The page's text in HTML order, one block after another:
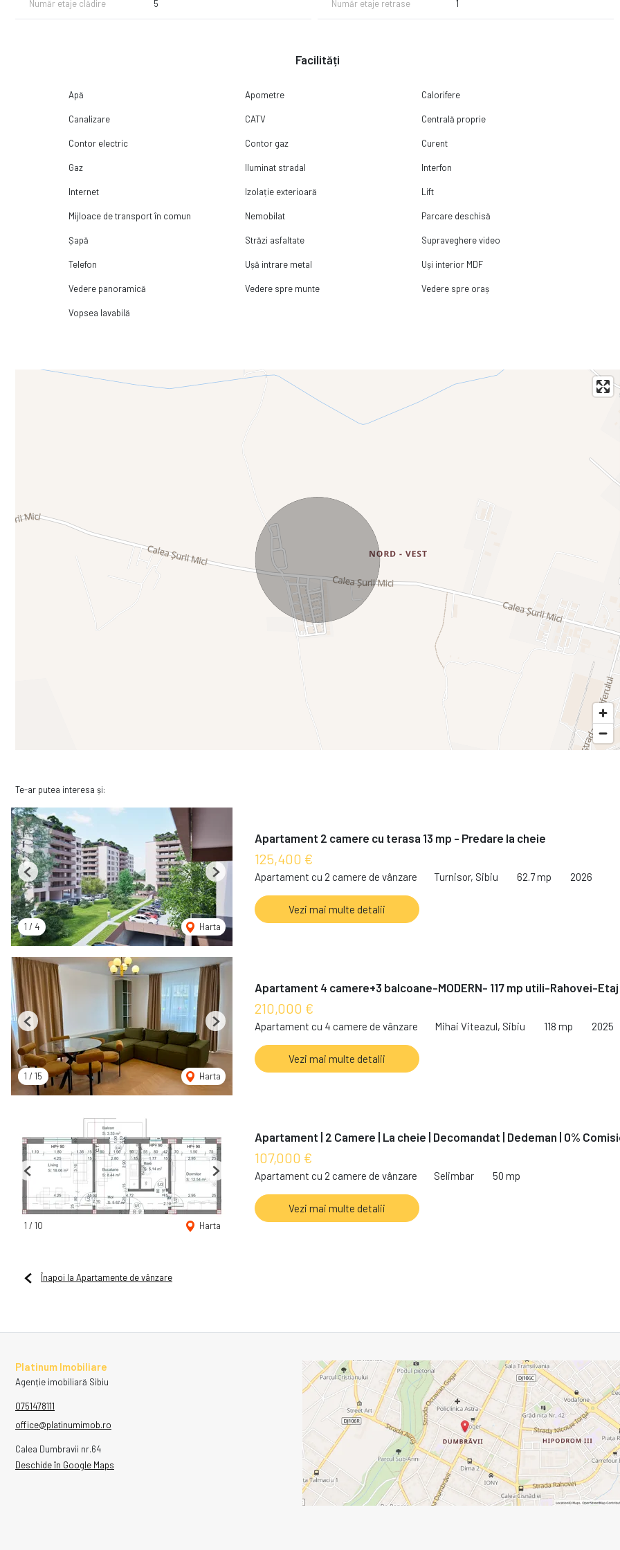
-Pereti exteriori din zidarie de caramida 30cm grosime,
Posibilitate predare la Cheie.
Modalitati plata :
Număr etaje clădire 5 Număr etaje retrase 1
Facilități
Apă Apometre Calorifere
Canalizare CATV Centrală proprie
Contor electric Contor gaz Curent
Gaz Iluminat stradal Interfon
Internet Izolație exterioară Lift
Mijloace de transport în comun Nemobilat Parcare deschisă
Șapă Străzi asfaltate Supraveghere video
Telefon Ușă intrare metal Uși interior MDF
Vedere panoramică Vedere spre munte Vedere spre oraș
Vopsea lavabilă
Te-ar putea interesa și:
1 / 4 Harta
Previous Next
Apartament 2 camere cu terasa 13 mp - Predare la cheie
125,400 €
Apartament cu 2 camere de vânzare Turnisor, Sibiu 62.7 mp 2026
Vezi mai multe detalii
1 / 15 Harta
Previous Next
Apartament 4 camere+3 balcoane-MODERN- 117 mp utili-Rahovei-Etaj
210,000 €
Apartament cu 4 camere de vânzare Mihai Viteazul, Sibiu 118 mp 2025
Vezi mai multe detalii
1 / 10 Harta
Previous Next
Apartament | 2 Camere | La cheie | Decomandat | Dedeman | 0%
107,000 €
Apartament cu 2 camere de vânzare Selimbar 50 mp
Vezi mai multe detalii
Înapoi la Apartamente de vânzare
Platinum Imobiliare
Agenție imobiliară Sibiu
0751478111
office@platinumimob.ro
Calea Dumbravii nr.64
Deschide în Google Maps